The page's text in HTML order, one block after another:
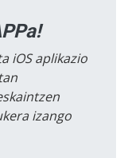
iOS aplikazio
izango